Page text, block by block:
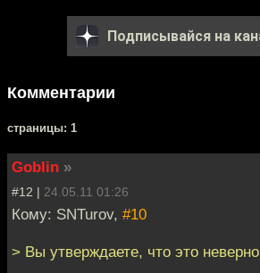
Подписывайся на
Комментарии
cтраницы: 1
Goblin »
#12 | 24.05.11 01:26
Кому: SNTurov, #10
> Вы утверждаете, что это